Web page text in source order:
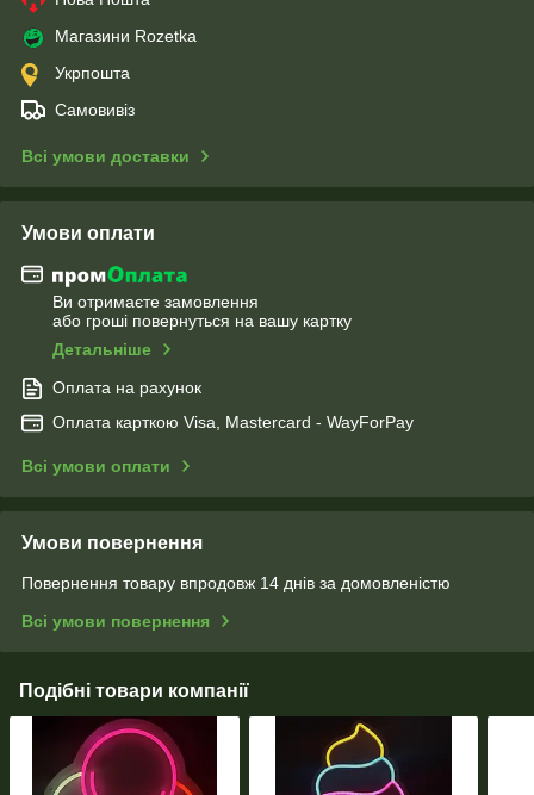
Магазини Rozetka
Укрпошта
Самовивіз
Всі умови доставки
Умови оплати
Ви отримаєте замовлення
або гроші повернуться на вашу картку
Детальніше
Оплата на рахунок
Оплата карткою Visa, Mastercard - WayForPay
Всі умови оплати
Умови повернення
Повернення товару впродовж 14 днів за домовленістю
Всі умови повернення
Подібні товари компанії